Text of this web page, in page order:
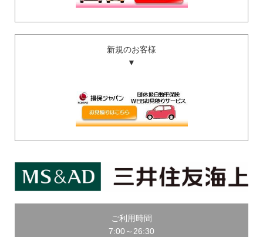
新規のお客様
▼
ご利用時間
7:00～26:30